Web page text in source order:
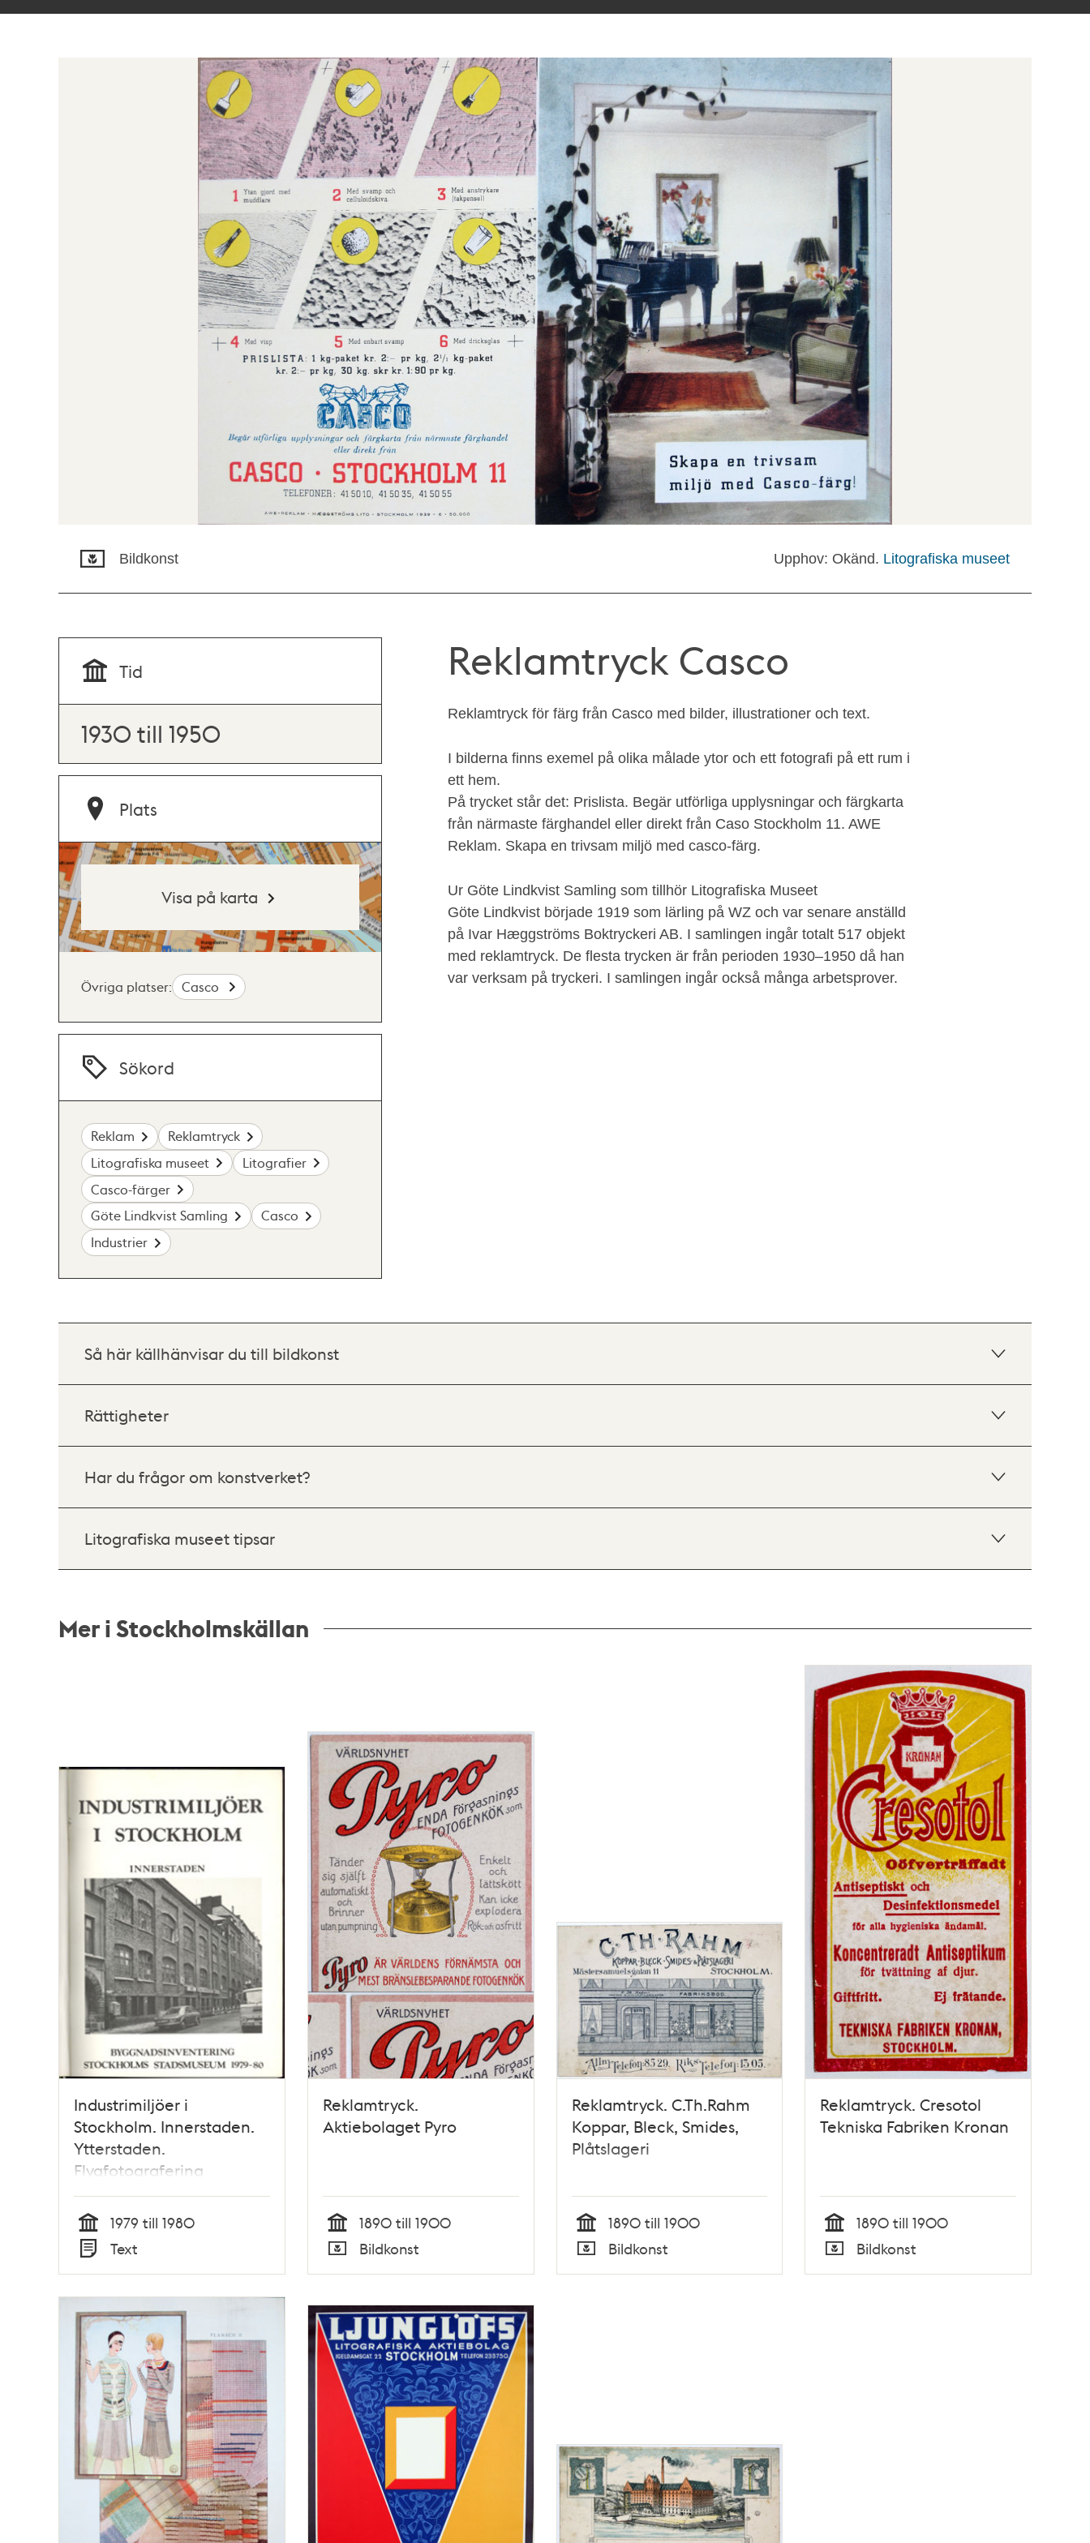
Bildkonst Upphov: Okänd. Litografiska museet
Reklamtryck Casco
Reklamtryck för färg från Casco med bilder, illustrationer och text.
I bilderna finns exemel på olika målade ytor och ett fotografi på ett rum i
ett hem.
På trycket står det: Prislista. Begär utförliga upplysningar och färgkarta
från närmaste färghandel eller direkt från Caso Stockholm 11. AWE
Reklam. Skapa en trivsam miljö med casco-färg.
Ur Göte Lindkvist Samling som tillhör Litografiska Museet
Göte Lindkvist började 1919 som lärling på WZ och var senare anställd
på Ivar Hæggströms Boktryckeri AB. I samlingen ingår totalt 517 objekt
med reklamtryck. De flesta trycken är från perioden 1930–1950 då han
var verksam på tryckeri. I samlingen ingår också många arbetsprover.
Tid
1930 till 1950
Plats
Visa på karta
Övriga platser: Casco
Sökord
Reklam
Reklamtryck
Litografiska museet
Litografier
Casco-färger
Göte Lindkvist Samling
Casco
Industrier
Så här källhänvisar du till bildkonst
Rättigheter
Har du frågor om konstverket?
Litografiska museet tipsar
Mer i Stockholmskällan
Industrimiljöer i
Stockholm. Innerstaden.
Ytterstaden.
Flygfotografering
Tid
1979 till 1980
Typ
Text
Reklamtryck.
Aktiebolaget Pyro
Tid
1890 till 1900
Typ
Bildkonst
Reklamtryck. C.Th.Rahm
Koppar, Bleck, Smides,
Plåtslageri
Tid
1890 till 1900
Typ
Bildkonst
Reklamtryck. Cresotol
Tekniska Fabriken Kronan
Tid
1890 till 1900
Typ
Bildkonst